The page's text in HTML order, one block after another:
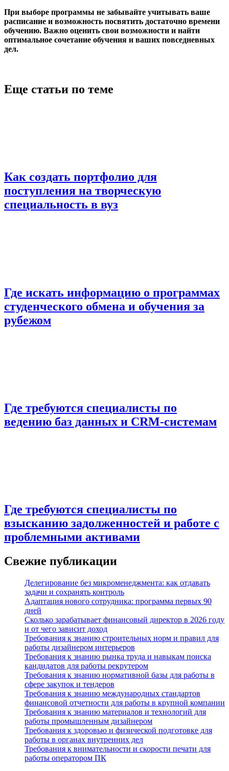
При выборе программы не забывайте учитывать ваше
расписание и возможность посвятить достаточно времени
обучению. Важно оценить свои возможности и найти
оптимальное сочетание обучения и ваших повседневных
дел.
Еще статьи по теме
Как создать портфолио для
поступления на творческую
специальность в вуз
Где искать информацию о программах
студенческого обмена и обучения за
рубежом
Где требуются специалисты по
ведению баз данных и CRM-системам
Где требуются специалисты по
взысканию задолженностей и работе с
проблемными активами
Свежие публикации
Делегирование без микроменеджмента: как отдавать
задачи и сохранять контроль
Адаптация нового сотрудника: программа первых 90
дней
Сколько зарабатывает финансовый директор в 2026 году
и от чего зависит доход
Требования к знанию строительных норм и правил для
работы дизайнером интерьеров
Требования к знанию рынка труда и навыкам поиска
кандидатов для работы рекрутером
Требования к знанию нормативной базы для работы в
сфере закупок и тендеров
Требования к знанию международных стандартов
финансовой отчетности для работы в крупной компании
Требования к знанию материалов и технологий для
работы промышленным дизайнером
Требования к здоровью и физической подготовке для
работы в органах внутренних дел
Требования к внимательности и скорости печати для
работы оператором ПК